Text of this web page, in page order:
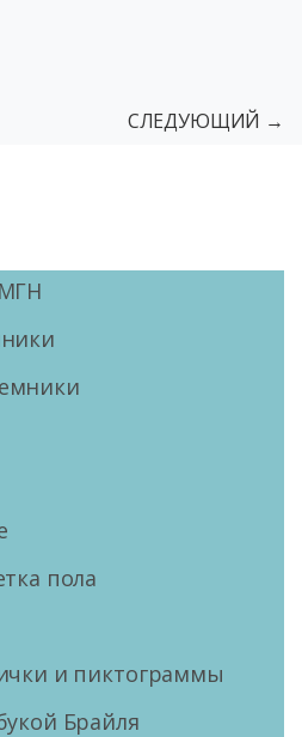
СЛЕДУЮЩИЙ →
пола
и пиктограммы
Брайля